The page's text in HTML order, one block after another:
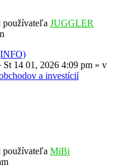
používateľa JUGGLER
St 14 01, 2026 4:09 pm » v
a investícií
používateľa MiBi